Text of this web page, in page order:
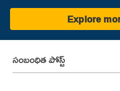
Explore
సంబంధిత పోస్ట్